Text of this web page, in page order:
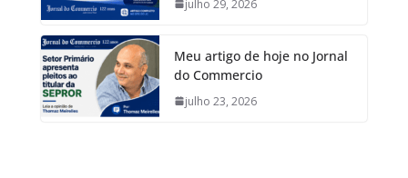
julho 29, 2026
Meu artigo de hoje no Jornal
do Commercio
julho 23, 2026